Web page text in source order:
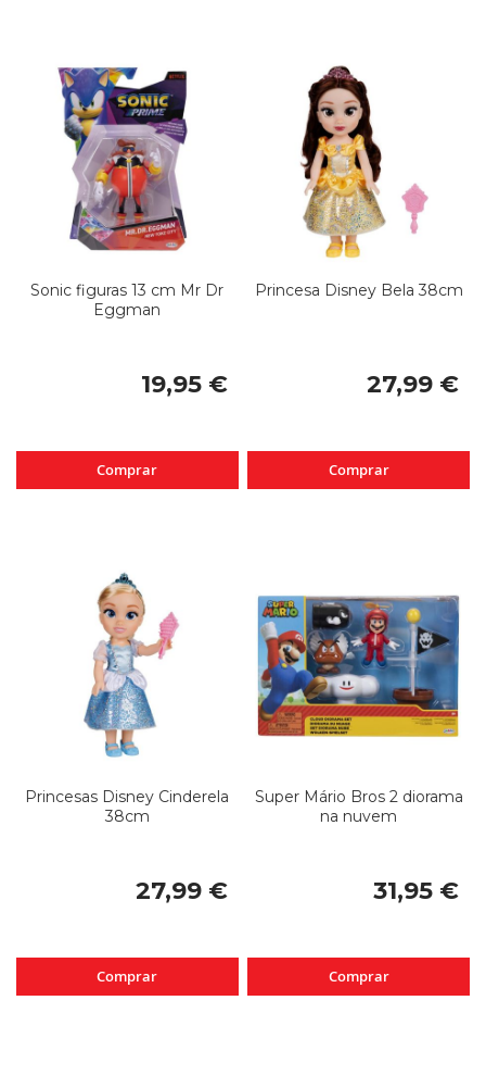
Sonic figuras 13 cm Mr Dr
Eggman
19,95 €
Comprar
Princesa Disney Bela 38cm
27,99 €
Comprar
Princesas Disney Cinderela
38cm
27,99 €
Comprar
Super Mário Bros 2 diorama
na nuvem
31,95 €
Comprar